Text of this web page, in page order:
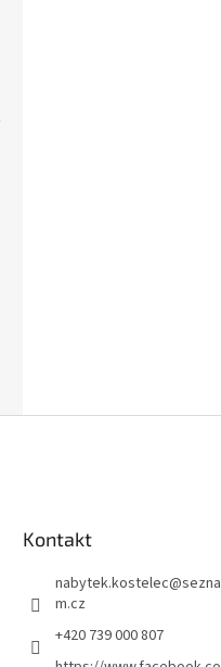
Kontakt
nabytek.kostelec@sezna
m.cz
+420 739 000 807